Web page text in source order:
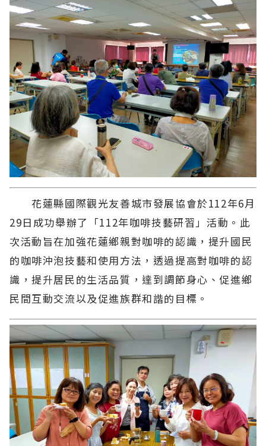
花蓮縣國際觀光友善城市發展協會於112年6月
29日成功舉辦了「112年咖啡技藝研習」活動。此
次活動旨在加強花蓮鄉親對咖啡的認識，提升國民
的咖啡沖泡技藝和使用方法，透過提高對咖啡的認
識，提升居民的生活品質，達到調節身心、促進鄉
民間互動交流以及促進族群和諧的目標。